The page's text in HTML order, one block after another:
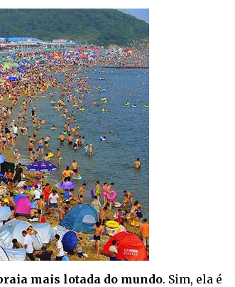
mais lotada do mundo. Sim, ela é